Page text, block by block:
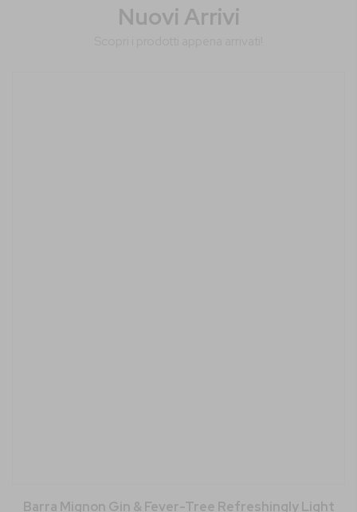
Nuovi Arrivi
Barra Mignon Gin & Fever-Tree Refreshingly Light